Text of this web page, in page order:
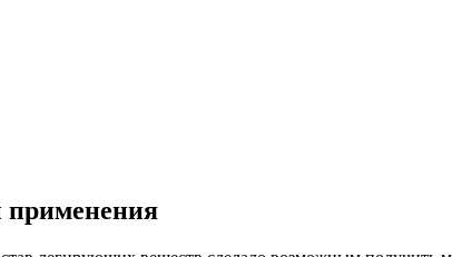
применения